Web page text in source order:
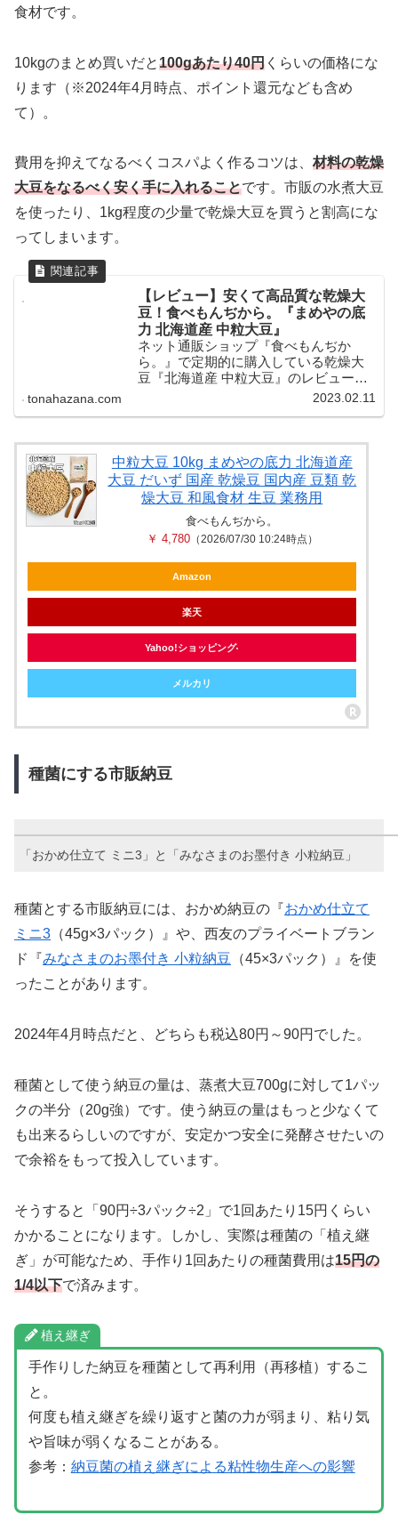
食材です。
10kgのまとめ買いだと100gあたり40円 くらいの価格にな
ります（※2024年4月時点、ポイント還元なども含め
て）。
費用を抑えてなるべくコスパよく作るコツは、 材料の乾燥
大豆をなるべく安く手に入れることです。市販の水煮大豆
を使ったり、1kg程度の少量で乾燥大豆を買うと割高にな
ってしまいます。
【レビュー】安くて高品質な乾燥大
豆！食べもんぢから。『まめやの底
力 北海道産 中粒大豆』
ネット通販ショップ『食べもんぢか
ら。』で定期的に購入している乾燥大
豆『北海道産 中粒大豆』のレビュー・
感想・紹介記事です。 安くて美味しい
に入っています。
tonahazana.com 2023.02.11
中粒大豆 10kg まめやの底力 北海道産
大豆 だいず 国産 乾燥豆 国内産 豆類 乾
燥大豆 和風食材 生豆 業務用
食べもんぢから。
￥ 4,780（2026/07/30 10:24時点）
Amazon
楽天
Yahoo!ショッピング
メルカリ
種菌にする市販納豆
「おかめ仕立て ミニ3」と「みなさまのお墨付き 小粒納豆」
種菌とする市販納豆には、おかめ納豆の『 おかめ仕立て
ミニ3 （45g×3パック）』や、西友のプライベートブラン
ド『 みなさまのお墨付き 小粒納豆 （45×3パック）』を使
ったことがあります。
2024年4月時点だと、どちらも税込80円～90円でした。
種菌として使う納豆の量は、蒸煮大豆700gに対して1パッ
クの半分（20g強）です。使う納豆の量はもっと少なくて
も出来るらしいのですが、安定かつ安全に発酵させたいの
で余裕をもって投入しています。
そうすると「90円÷3パック÷2」で1回あたり15円くらい
かかることになります。しかし、実際は種菌の「植え継
ぎ」が可能なため、手作り1回あたりの種菌費用は15円の
1/4以下で済みます。
植え継ぎ
手作りした納豆を種菌として再利用（再移植）するこ
と。
何度も植え継ぎを繰り返すと菌の力が弱まり、粘り気
や旨味が弱くなることがある。
参考： 納豆菌の植え継ぎによる粘性物生産への影響